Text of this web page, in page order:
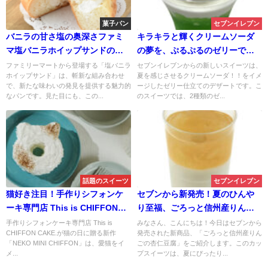
菓子パン
バニラの甘さ塩の奥深さファミ
マ塩バニラホイップサンドの魅
力。塩バニラホイップサンド
ファミリーマートから登場する「塩バニラ
ホイップサンド」は、斬新な組み合わせ
で、新たな味わいの発見を提供する魅力的
なパンです。見た目にも、この...
セブンイレブン
キラキラと輝くクリームソーダ
の夢を、ぷるぷるのゼリーで叶
えて。口いっぱいに広がるフレ
ッシュな感動。まるでクリーム
ソーダなゼリー
セブンイレブンからの新しいスイーツは、
夏を感じさせるクリームソーダ！！をイメ
ージしたゼリー仕立てのデザートです。こ
のスイーツでは、2種類のゼ...
話題のスイーツ
猫好き注目！手作りシフォンケ
ーキ専門店 This is CHIFFON
CAKE.が「猫の日」に贈る新作
『NEKO MINI CHIFFON』登
場！
手作りシフォンケーキ専門店 This is
CHIFFON CAKE.が猫の日に贈る新作
「NEKO MINI CHIFFON」は、愛猫をイ
メ...
セブンイレブン
セブンから新発売！夏のひんや
り至福、ごろっと信州産りんご
の杏仁豆腐
みなさん、こんにちは！今日はセブンから
発売された新商品、「ごろっと信州産りん
ごの杏仁豆腐」をご紹介します。このカッ
プスイーツは、夏にぴったり...